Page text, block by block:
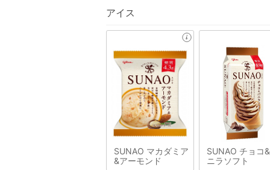
アイス
SUNAO マカダミア
&アーモンド
SUNAO チョコ
ニラソフト